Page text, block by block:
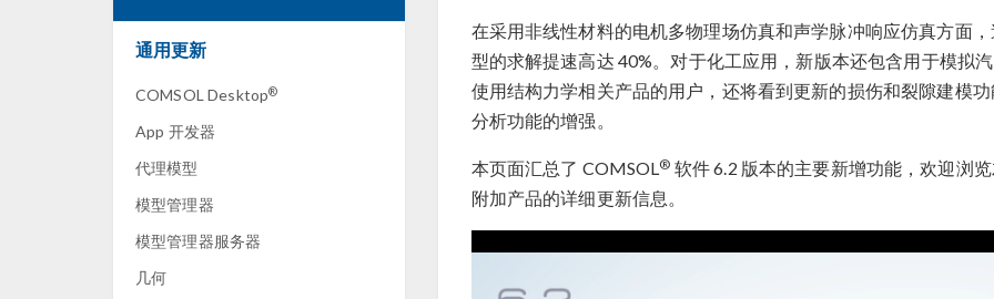
通用更新
COMSOL Desktop®
App 开发器
代理模型
模型管理器
模型管理器服务器
几何
在采用非线性材料的电机多物理场仿真和声学脉冲响应仿真方面
型的求解提速高达 40%。对于化工应用，新版本还包含用于模拟
使用结构力学相关产品的用户，还将看到更新的损伤和裂隙建模
分析功能的增强。
本页面汇总了 COMSOL® 软件 6.2 版本的主要新增功能，欢迎浏
附加产品的详细更新信息。